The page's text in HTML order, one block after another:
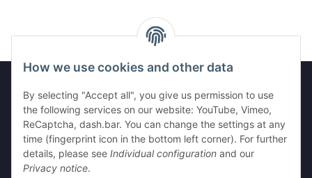
How we use cookies and other data
By selecting "Accept all", you give us permission to use
the following services on our website: YouTube, Vimeo,
ReCaptcha, dash.bar. You can change the settings at any
time (fingerprint icon in the bottom left corner). For further
details, please see Individual configuration and our
Privacy notice.
Legal
Information